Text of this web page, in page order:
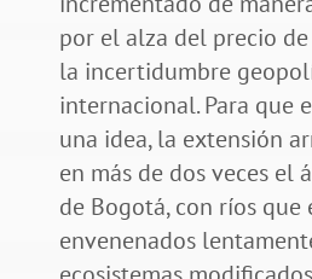
por el alza del precio
la incertidumbre
internacional. Para que
una idea, la extensión
en más de dos veces el
de Bogotá, con ríos que
envenenados